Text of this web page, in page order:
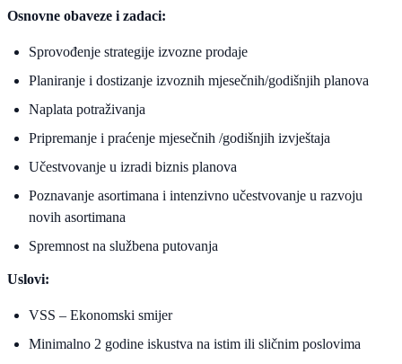
Osnovne obaveze i zadaci:
Sprovođenje strategije izvozne prodaje
Planiranje i dostizanje izvoznih mjesečnih/godišnjih planova
Naplata potraživanja
Pripremanje i praćenje mjesečnih /godišnjih izvještaja
Učestvovanje u izradi biznis planova
Poznavanje asortimana i intenzivno učestvovanje u razvoju
novih asortimana
Spremnost na službena putovanja
Uslovi:
VSS – Ekonomski smijer
Minimalno 2 godine iskustva na istim ili sličnim poslovima